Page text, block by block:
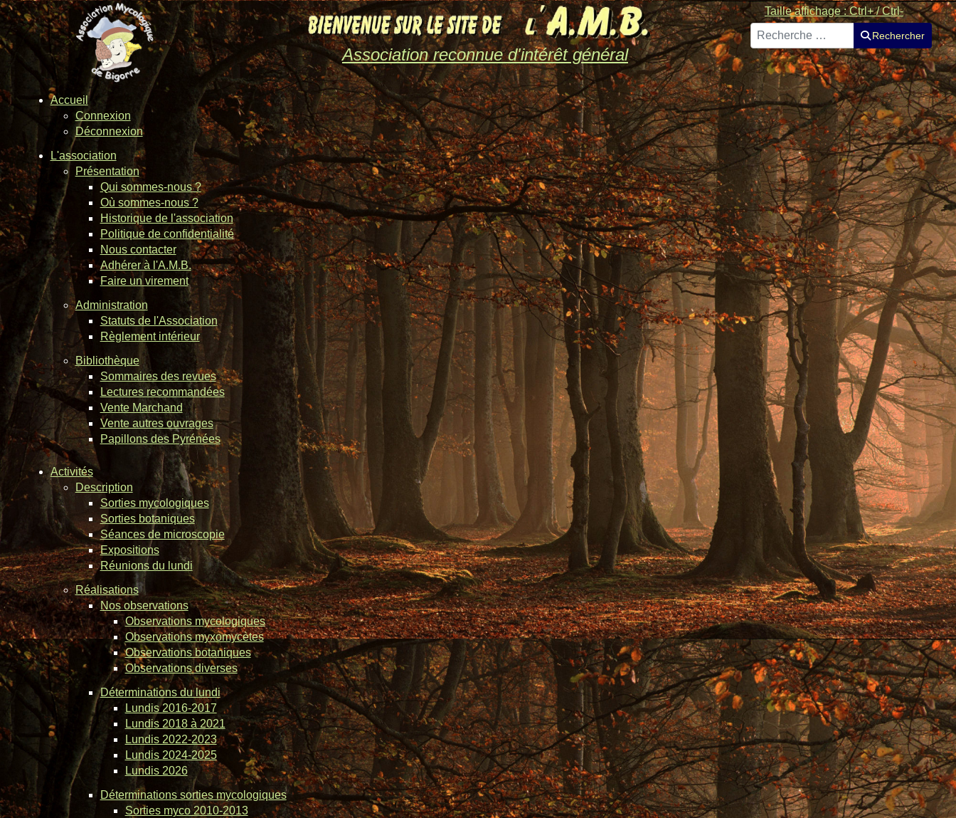
Association reconnue d'intérêt général
Taille affichage : Ctrl+ / Ctrl-
Rechercher
Rechercher
Accueil
Connexion
Déconnexion
L'association
Présentation
Qui sommes-nous ?
Où sommes-nous ?
Historique de l'association
Politique de confidentialité
Nous contacter
Adhérer à l'A.M.B.
Faire un virement
Administration
Statuts de l'Association
Règlement intérieur
Bibliothèque
Sommaires des revues
Lectures recommandées
Vente Marchand
Vente autres ouvrages
Papillons des Pyrénées
Activités
Description
Sorties mycologiques
Sorties botaniques
Séances de microscopie
Expositions
Réunions du lundi
Réalisations
Nos observations
Observations mycologiques
Observations myxomycètes
Observations botaniques
Observations diverses
Déterminations du lundi
Lundis 2016-2017
Lundis 2018 à 2021
Lundis 2022-2023
Lundis 2024-2025
Lundis 2026
Déterminations sorties mycologiques
Sorties myco 2010-2013